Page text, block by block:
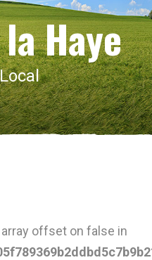
Haye
Local
offset on false in